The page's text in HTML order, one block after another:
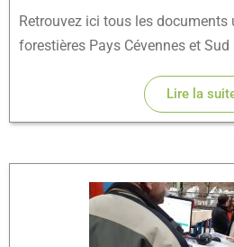
Retrouvez ici tous les documents
forestières Pays Cévennes et Sud
Lire la